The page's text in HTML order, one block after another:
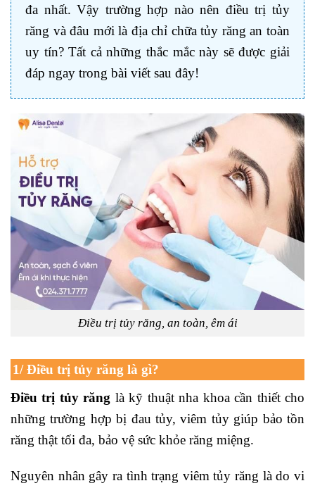
đa nhất. Vậy trường hợp nào nên điều trị tủy
răng và đâu mới là địa chỉ chữa tủy răng an toàn
uy tín? Tất cả những thắc mắc này sẽ được giải
đáp ngay trong bài viết sau đây!
Điều trị tủy răng, an toàn, êm ái
1/ Điều trị tủy răng là gì?
Điều trị tủy răng là kỹ thuật nha khoa cần thiết cho
những trường hợp bị đau tủy, viêm tủy giúp bảo tồn
răng thật tối đa, bảo vệ sức khỏe răng miệng.
Nguyên nhân gây ra tình trạng viêm tủy răng là do vi